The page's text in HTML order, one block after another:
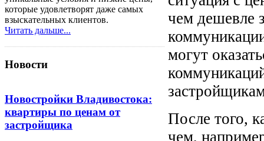
которые удовлетворят даже самых
взыскательных клиентов.
Читать дальше...
Новости
Новостройки Владивостока:
квартиры по ценам от
застройщика
чем дешевле
могут
После того,
чем,